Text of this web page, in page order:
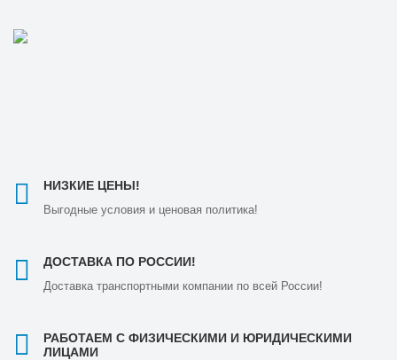
НИЗКИЕ ЦЕНЫ!
Выгодные условия и ценовая политика!
ДОСТАВКА ПО РОССИИ!
Доставка транспортными компании по всей России!
РАБОТАЕМ С ФИЗИЧЕСКИМИ И ЮРИДИЧЕСКИМИ
ЛИЦАМИ